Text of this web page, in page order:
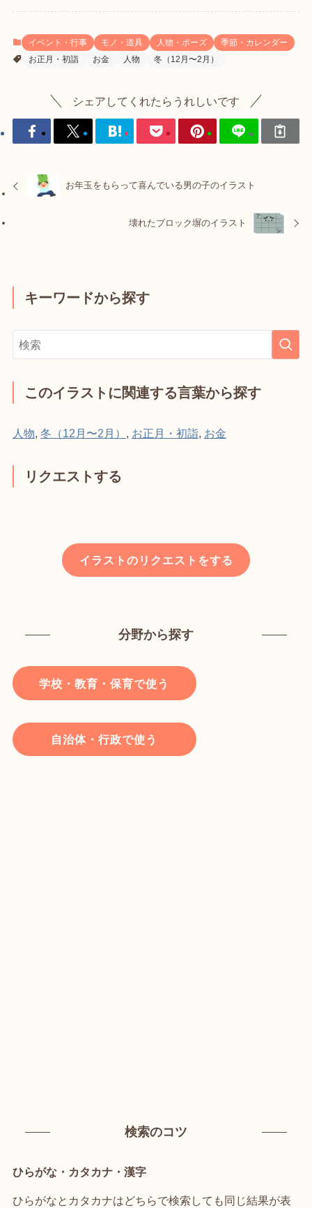
イベント・行事 モノ・道具 人物・ポーズ
季節・カレンダー
お正月・初詣
お金 人物 冬（12月〜2月）
シェアしてくれたらうれしいです
お年玉をもらって喜んでいる男の子のイラスト
壊れたブロック塀のイラスト
キーワードから探す
このイラストに関連する言葉から探す
人物, 冬（12月〜2月） , お正月・初詣, お金
リクエストする
イラストのリクエストをする
分野から探す
学校・教育・保育で使う
自治体・行政で使う
検索のコツ
ひらがな・カタカナ・漢字
ひらがなとカタカナはどちらで検索しても同じ結果が表